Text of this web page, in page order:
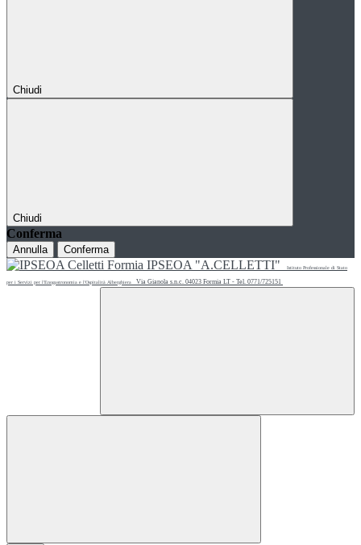
Chiudi
Chiudi
Conferma
Annulla Conferma
IPSEOA "A.CELLETTI" Istituto Professionale di Stato
per i Servizi per l'Enogastronomia e l'Ospitalità Alberghiera Via Gianola s.n.c. 04023 Formia LT - Tel. 0771/725151